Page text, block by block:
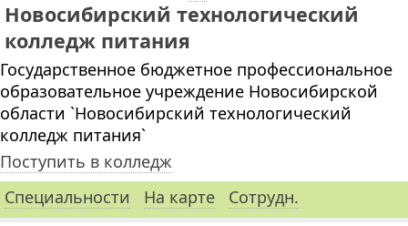
Новосибирский технологический
колледж питания
Государственное бюджетное профессиональное
образовательное учреждение Новосибирской
области `Новосибирский технологический
колледж питания`
Поступить в колледж
Специальности
На карте Сотрудн.